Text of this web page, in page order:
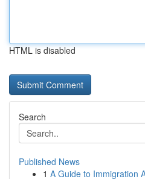
HTML is disabled
Search
Published News
1 A Guide to Immigration